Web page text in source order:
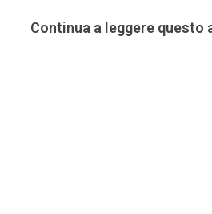
Continua a leggere questo